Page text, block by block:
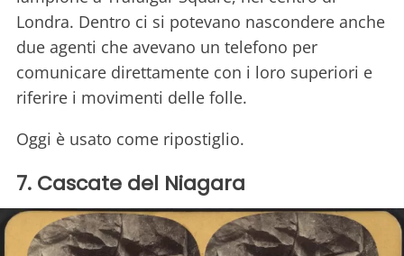
Londra. Dentro ci si potevano nascondere anche
due agenti che avevano un telefono per
comunicare direttamente con i loro superiori e
riferire i movimenti delle folle.
Oggi è usato come ripostiglio.
7. Cascate del Niagara